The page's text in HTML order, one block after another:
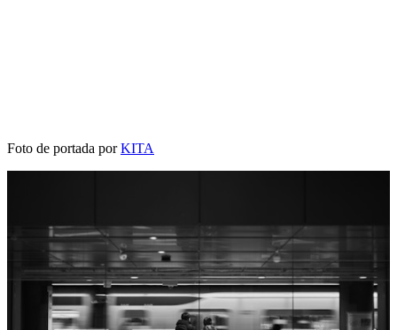
Foto de portada porKITA